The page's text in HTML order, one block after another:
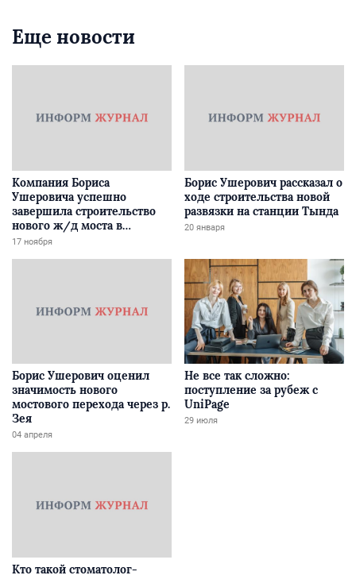
Еще новости
Компания Бориса
Ушеровича успешно
завершила строительство
нового ж/д моста в
Забайкалье
17 ноября
Борис Ушерович рассказал о
ходе строительства новой
развязки на станции Тында
20 января
Борис Ушерович оценил
значимость нового
мостового перехода через р.
Зея
04 апреля
Не все так сложно:
поступление за рубеж с
UniPage
29 июля
Кто такой стоматолог-